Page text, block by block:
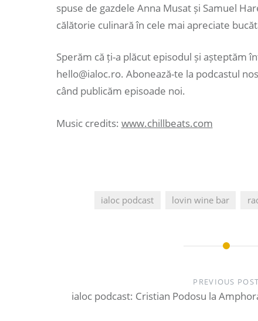
spuse de gazdele Anna Musat și Samuel
călătorie culinară în cele mai apreciate
Sperăm că ți-a plăcut episodul și așteptăm
hello@ialoc.ro. Abonează-te la podcastul
când publicăm episoade noi.
Music credits: www.chillbeats.com
ialoc podcast lovin wine bar
PREVIOUS POST
ialoc podcast: Cristian Podosu la